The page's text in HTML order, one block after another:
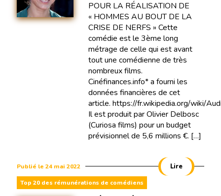
POUR LA RÉALISATION DE
« HOMMES AU BOUT DE LA
CRISE DE NERFS » Cette
comédie est le 3ème long
métrage de celle qui est avant
tout une comédienne de très
nombreux films.
Cinéfinances.info* a fourni les
données financières de cet
article. https://fr.wikipedia.org/wiki/
Il est produit par Olivier Delbosc
(Curiosa films) pour un budget
prévisionnel de 5,6 millions €. […]
Publié le 24 mai 2022
Top 20 des rémunérations de comédiens
Lire